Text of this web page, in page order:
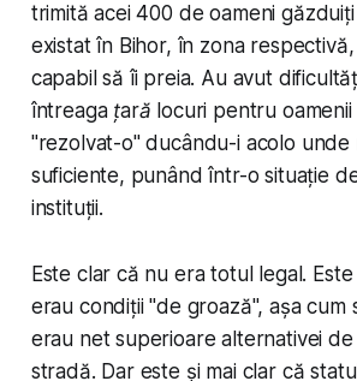
trimită acei 400 de oameni
existat în Bihor, în zona
capabil să îi preia. Au avut
întreaga țară locuri pentru oamenii
"rezolvat-o" ducându-i acolo unde
suficiente, punând într-o situație
instituții.
Este clar că nu era totul legal.
erau condiții "de groază", așa cum
erau net superioare alternativei
stradă. Dar este și mai clar că